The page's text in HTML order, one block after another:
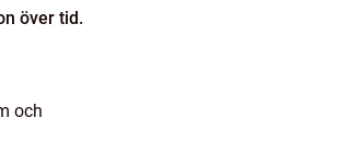
över tid.
och